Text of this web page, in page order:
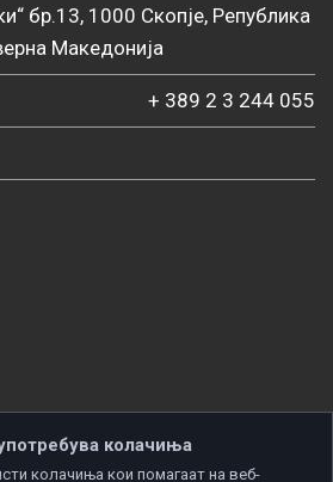
бр.13, 1000 Скопје, Република
Македонија
+ 389 2 3 244 055
колачиња
колачиња кои помагаат на веб-